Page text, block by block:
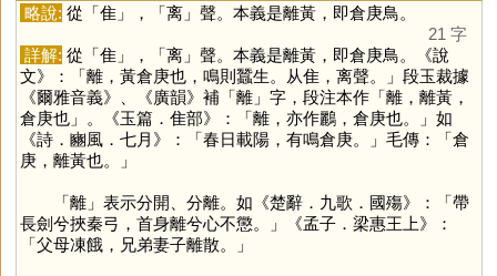
略說: 從「隹」，「离」聲。本義是離黃，即倉庚鳥。
21 字
詳解: 從「隹」，「离」聲。本義是離黃，即倉庚鳥。《說
文》：「離，黃倉庚也，鳴則蠶生。从隹，离聲。」段玉裁據
《爾雅音義》、《廣韻》補「離」字，段注本作「離，離黃，
倉庚也」。《玉篇．隹部》：「離，亦作鸝，倉庚也。」如
《詩．豳風．七月》：「春日載陽，有鳴倉庚。」毛傳：「倉
庚，離黃也。」
「離」表示分開、分離。如《楚辭．九歌．國殤》：「帶
長劍兮挾秦弓，首身離兮心不懲。」《孟子．梁惠王上》：
「父母凍餓，兄弟妻子離散。」